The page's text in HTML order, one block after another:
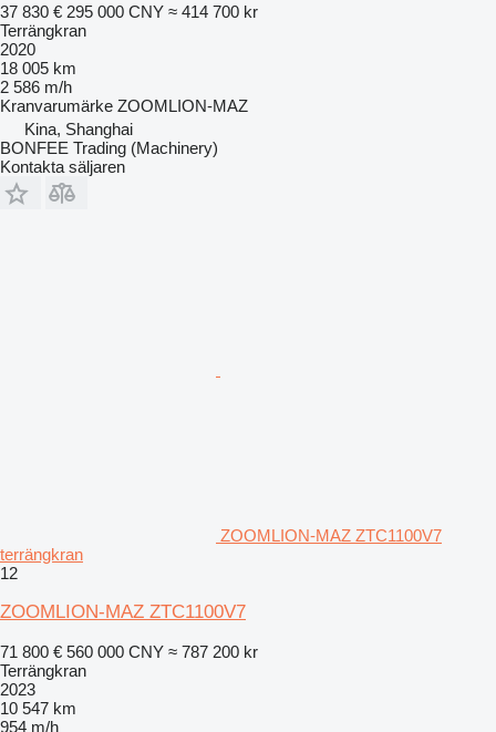
37 830 € 295 000 CNY ≈ 414 700 kr
Terrängkran
2020
18 005 km
2 586 m/h
Kranvarumärke ZOOMLION-MAZ
Kina, Shanghai
BONFEE Trading (Machinery)
Kontakta säljaren
ZOOMLION-MAZ ZTC1100V7
terrängkran
12
ZOOMLION-MAZ ZTC1100V7
71 800 € 560 000 CNY ≈ 787 200 kr
Terrängkran
2023
10 547 km
954 m/h